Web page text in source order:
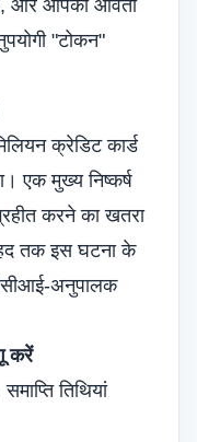
और आपको आवर्ती
"टोकन"
क्रेडिट कार्ड
एक मुख्य निष्कर्ष
करने का खतरा
तक इस घटना के
अनुपालक
करें
तिथियां